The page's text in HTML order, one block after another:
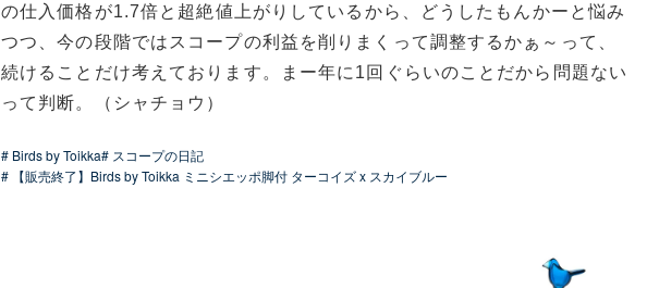
の仕入価格が1.7倍と超絶値上がりしているから、どうしたもんかーと悩み
つつ、今の段階ではスコープの利益を削りまくって調整するかぁ～って、
続けることだけ考えております。まー年に1回ぐらいのことだから問題ない
って判断。（シャチョウ）
# Birds by Toikka# スコープの日記
# 【販売終了】Birds by Toikka ミニシエッポ脚付 ターコイズ x スカイブルー